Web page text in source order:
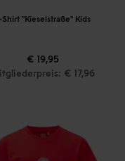
Shirt "Kieselstraße" Kids
€ 19,95
€ 17,96